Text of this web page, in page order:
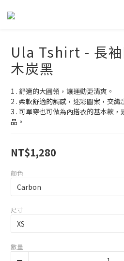
Ula Tshirt - 長
木炭黑
1 . 舒適的大圓領，讓運動更清爽。
2 . 柔軟舒適的觸感，迷彩圖案，交織
3 . 可單穿也可做為內搭衣的基本款
品。
NT$1,280
顏色
尺寸
數量